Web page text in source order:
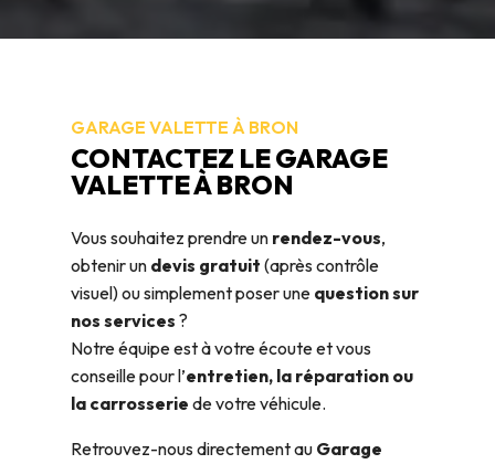
GARAGE VALETTE À BRON
CONTACTEZ LE GARAGE
VALETTE À BRON
Vous souhaitez prendre un rendez-vous,
obtenir un devis gratuit (après contrôle
visuel) ou simplement poser une question sur
nos services ?
Notre équipe est à votre écoute et vous
conseille pour l’entretien, la réparation ou
la carrosserie de votre véhicule.
Retrouvez-nous directement au Garage